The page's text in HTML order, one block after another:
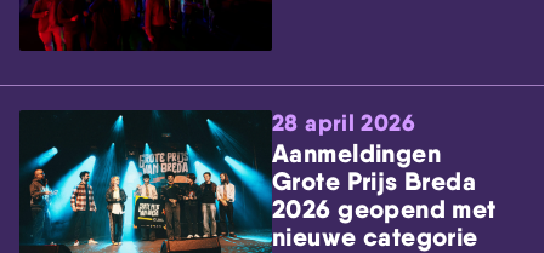
28 april 2026
Aanmeldingen
Grote Prijs Breda
2026 geopend met
nieuwe categorie